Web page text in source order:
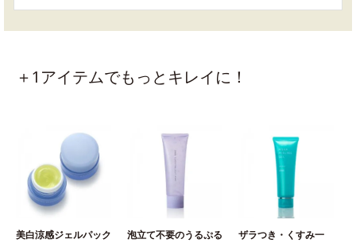
＋1アイテムでもっとキレイに！
美白涼感ジェルパック
泡立て不要のうるぷる
ザラつき・くすみ一